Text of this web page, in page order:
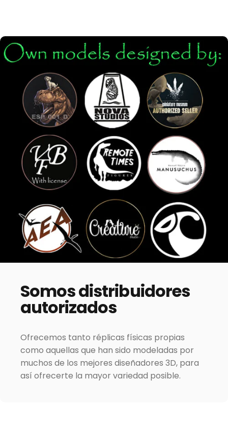
Somosdistribuidores
autorizados
Ofrecemos tanto réplicas físicas propias
como aquellas que han sido modeladas por
muchos de los mejores diseñadores 3D, para
así ofrecerte la mayor variedad posible.